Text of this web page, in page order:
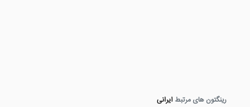
رینگتون های مرتبط ایرانی